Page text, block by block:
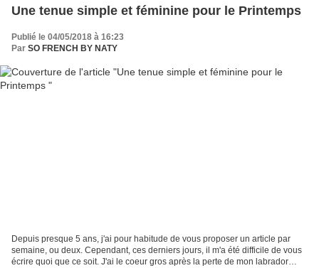
Une tenue simple et féminine pour le Printemps
Publié le 04/05/2018 à 16:23
Par SO FRENCH BY NATY
Depuis presque 5 ans, j'ai pour habitude de vous proposer un article par
semaine, ou deux. Cependant, ces derniers jours, il m'a été difficile de vous
écrire quoi que ce soit. J'ai le coeur gros après la perte de mon labrador